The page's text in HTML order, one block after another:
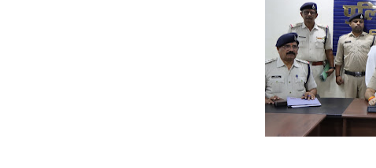
कटनी- बुलैट बाइक मे चाबी लगी छोड़ना
कटनी - मृत भाई को न्याय दिलाने दर-दर
कटनी- पूर्व प्रधानमंत्री राजीव गांधी का
कटनी- नशामुक्ति अभियान के तहत शराब